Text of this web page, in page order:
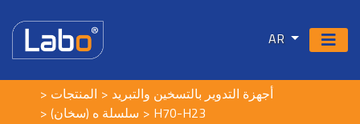
AR
المنتجات
أجهزة التدوير بالتسخين والتبريد
سلسلة ه (سخان)
H70-H23